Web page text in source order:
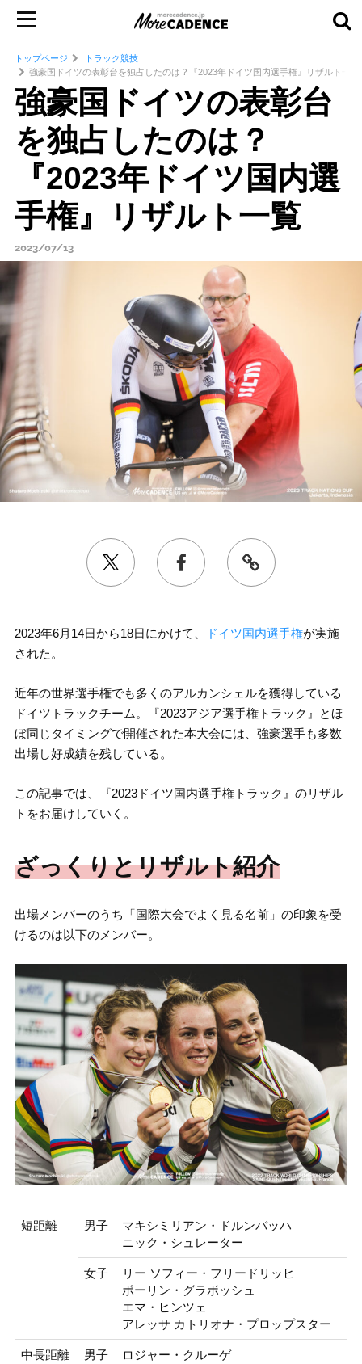
トップページ
トラック競技
強豪国ドイツの表彰台を独占したのは？『2023年ドイツ国内選手権』リザルト一覧
強豪国ドイツの表彰台
を独占したのは？
『2023年ドイツ国内選
手権』リザルト一覧
2023/07/13
2023年6月14日から18日にかけて、 ドイツ国内選手権が実施
された。
近年の世界選手権でも多くのアルカンシェルを獲得している
ドイツトラックチーム。『2023アジア選手権トラック』とほ
ぼ同じタイミングで開催された本大会には、強豪選手も多数
出場し好成績を残している。
この記事では、『2023ドイツ国内選手権トラック』のリザル
トをお届けしていく。
ざっくりとリザルト紹介
出場メンバーのうち「国際大会でよく見る名前」の印象を受
けるのは以下のメンバー。
短距離 男子
マキシミリアン・ドルンバッハ
ニック・シュレーター
女子
リー ソフィー・フリードリッヒ
ポーリン・グラボッシュ
エマ・ヒンツェ
アレッサ カトリオナ・プロップスター
中長距離 男子
ロジャー・クルーゲ